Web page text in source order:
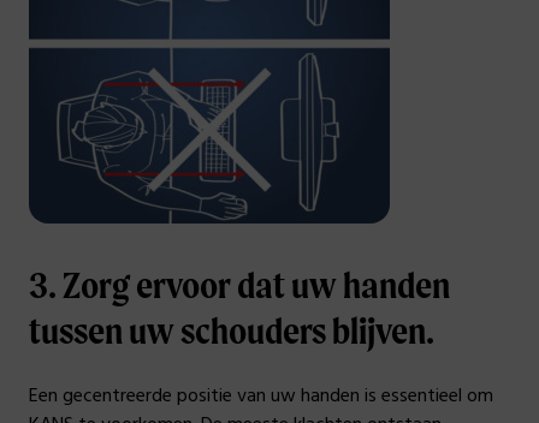
3. Zorg ervoor dat uw handen
tussen uw schouders blijven.
Een gecentreerde positie van uw handen is essentieel om